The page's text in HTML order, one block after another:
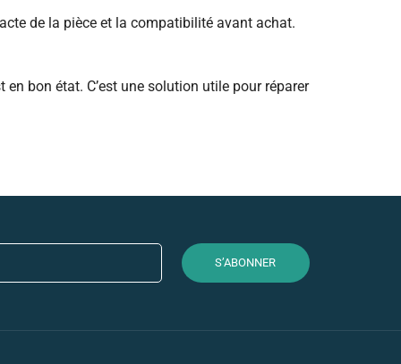
de la pièce et la compatibilité avant achat.
bon état. C’est une solution utile pour réparer
S’ABONNER